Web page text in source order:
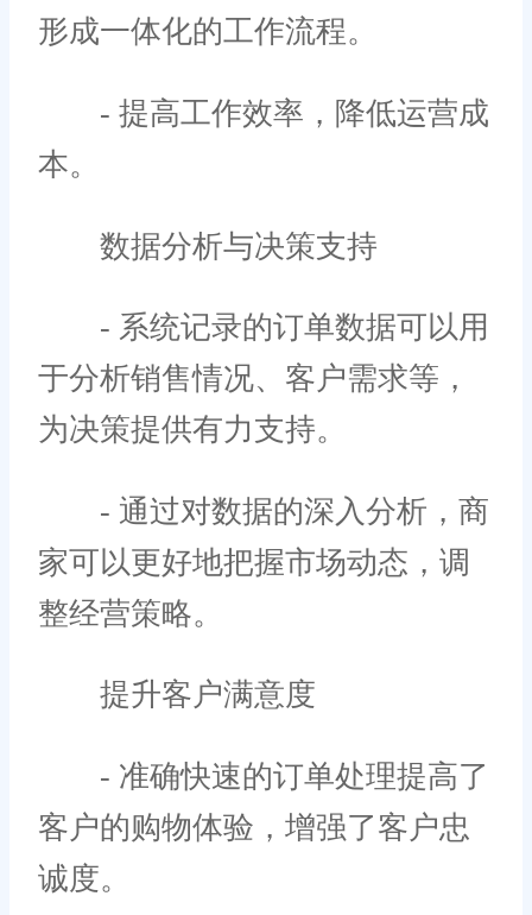
形成一体化的工作流程。
- 提高工作效率，降低运营成
本。
数据分析与决策支持
- 系统记录的订单数据可以用
于分析销售情况、客户需求等，
为决策提供有力支持。
- 通过对数据的深入分析，商
家可以更好地把握市场动态，调
整经营策略。
提升客户满意度
- 准确快速的订单处理提高了
客户的购物体验，增强了客户忠
诚度。